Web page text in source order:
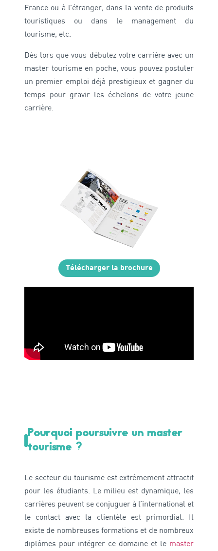
France ou à l’étranger, dans la vente de produits
touristiques ou dans le management du
tourisme, etc.
Dès lors que vous débutez votre carrière avec un
master tourisme en poche, vous pouvez postuler
un premier emploi déjà prestigieux et gagner du
temps pour gravir les échelons de votre jeune
carrière.
Télécharger la brochure
Pourquoi poursuivre un master
tourisme ?
Le secteur du tourisme est extrêmement attractif
pour les étudiants. Le milieu est dynamique, les
carrières peuvent se conjuguer à l’international et
le contact avec la clientèle est primordial. Il
existe de nombreuses formations et de nombreux
diplômes pour intégrer ce domaine et le master